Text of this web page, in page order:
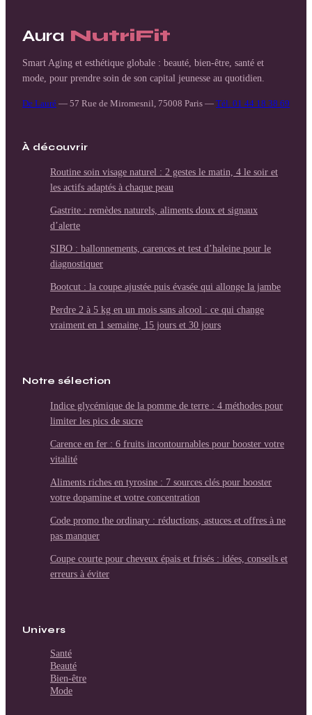
Aura NutriFit
Smart Aging et esthétique globale : beauté, bien-être, santé et
mode, pour prendre soin de son capital jeunesse au quotidien.
De Lauré — 57 Rue de Miromesnil, 75008 Paris — Tél. 01 44 18 38 69
À découvrir
Routine soin visage naturel : 2 gestes le matin, 4 le soir et
les actifs adaptés à chaque peau
Gastrite : remèdes naturels, aliments doux et signaux
d’alerte
SIBO : ballonnements, carences et test d’haleine pour le
diagnostiquer
Bootcut : la coupe ajustée puis évasée qui allonge la jambe
Perdre 2 à 5 kg en un mois sans alcool : ce qui change
vraiment en 1 semaine, 15 jours et 30 jours
Notre sélection
Indice glycémique de la pomme de terre : 4 méthodes pour
limiter les pics de sucre
Carence en fer : 6 fruits incontournables pour booster votre
vitalité
Aliments riches en tyrosine : 7 sources clés pour booster
votre dopamine et votre concentration
Code promo the ordinary : réductions, astuces et offres à ne
pas manquer
Coupe courte pour cheveux épais et frisés : idées, conseils et
erreurs à éviter
Univers
Santé
Beauté
Bien-être
Mode